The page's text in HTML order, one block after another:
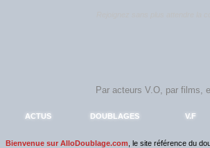
ACTUS DOUBLAGES V.F
Bienvenue sur AlloDoublage.com , le site référence du